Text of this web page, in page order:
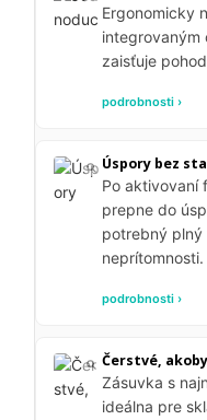
Ergonomicky
integrovaným
zaisťuje
podrobnosti ›
Úspory bez
Po aktivovaní
prepne do
potrebný plný
neprítomnosti.
podrobnosti ›
Čerstvé,
Zásuvka s
ideálna pre